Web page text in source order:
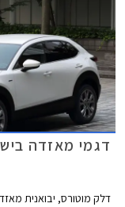
דגמי מאזדה בישראל
דלק מוטורס, יבואנית